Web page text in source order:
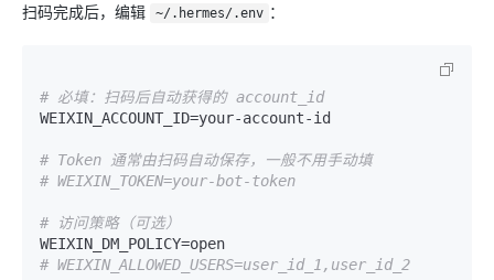
扫码完成后，编辑 ~/.hermes/.env ：
# 必填：扫码后自动获得的 account_id
WEIXIN_ACCOUNT_ID=your-account-id
# Token 通常由扫码自动保存，一般不用手动填
# WEIXIN_TOKEN=your-bot-token
# 访问策略（可选）
# WEIXIN_ALLOWED_USERS=user_id_1,user_id_2